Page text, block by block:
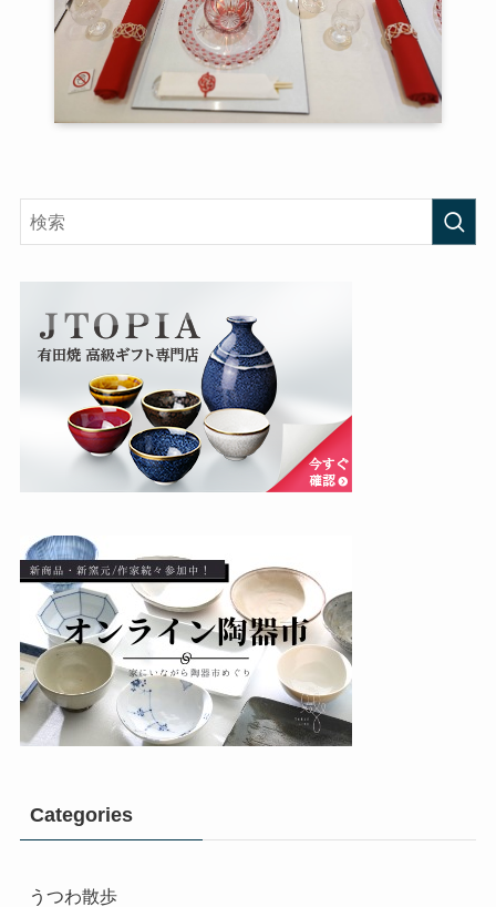
Categories
うつわ散歩